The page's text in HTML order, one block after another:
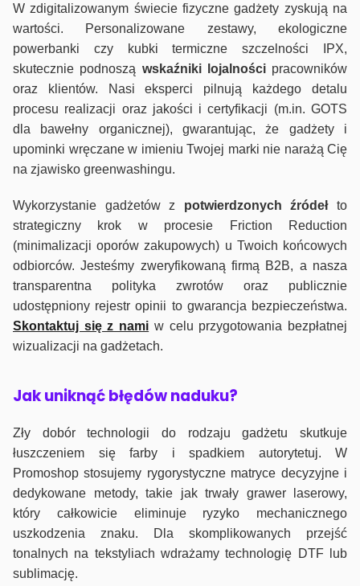
W zdigitalizowanym świecie fizyczne gadżety zyskują na
wartości. Personalizowane zestawy, ekologiczne
powerbanki czy kubki termiczne szczelności IPX,
skutecznie podnoszą wskaźniki lojalnościpracowników
oraz klientów. Nasi eksperci pilnują każdego detalu
procesu realizacji oraz jakości i certyfikacji (m.in. GOTS
dla bawełny organicznej), gwarantując, że gadżety i
upominki wręczane w imieniu Twojej marki nie narażą Cię
na zjawisko greenwashingu.
Wykorzystanie gadżetów z potwierdzonych źródełto
strategiczny krok w procesie Friction Reduction
(minimalizacji oporów zakupowych) u Twoich końcowych
odbiorców. Jesteśmy zweryfikowaną firmą B2B, a nasza
transparentna polityka zwrotów oraz publicznie
udostępniony rejestr opinii to gwarancja bezpieczeństwa.
Skontaktuj się z nami w celu przygotowania bezpłatnej
wizualizacji na gadżetach.
Jak uniknąć błędów naduku?
Zły dobór technologii do rodzaju gadżetu skutkuje
łuszczeniem się farby i spadkiem autorytetuj. W
Promoshop stosujemy rygorystyczne matryce decyzyjne i
dedykowane metody, takie jak trwały grawer laserowy,
który całkowicie eliminuje ryzyko mechanicznego
uszkodzenia znaku. Dla skomplikowanych przejść
tonalnych na tekstyliach wdrażamy technologię DTF lub
sublimację.